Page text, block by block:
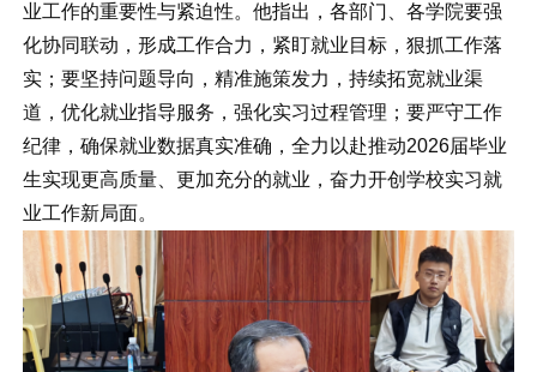
业工作的重要性与紧迫性。他指出，各部门、各学院要强
化协同联动，形成工作合力，紧盯就业目标，狠抓工作落
实；要坚持问题导向，精准施策发力，持续拓宽就业渠
道，优化就业指导服务，强化实习过程管理；要严守工作
纪律，确保就业数据真实准确，全力以赴推动2026届毕业
生实现更高质量、更加充分的就业，奋力开创学校实习就
业工作新局面。